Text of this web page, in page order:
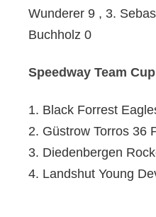
Wunderer 9 , 3.
Buchholz 0
Speedway Team Cup
1. Black Forrest
2. Güstrow Torros 36
3. Diedenbergen
4. Landshut Young